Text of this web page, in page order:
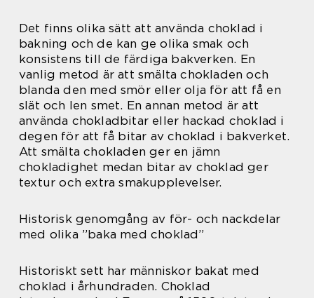
Det finns olika sätt att använda choklad i
bakning och de kan ge olika smak och
konsistens till de färdiga bakverken. En
vanlig metod är att smälta chokladen och
blanda den med smör eller olja för att få en
slät och len smet. En annan metod är att
använda chokladbitar eller hackad choklad i
degen för att få bitar av choklad i bakverket.
Att smälta chokladen ger en jämn
chokladighet medan bitar av choklad ger
textur och extra smakupplevelser.
Historisk genomgång av för- och nackdelar
med olika ”baka med choklad”
Historiskt sett har människor bakat med
choklad i århundraden. Choklad